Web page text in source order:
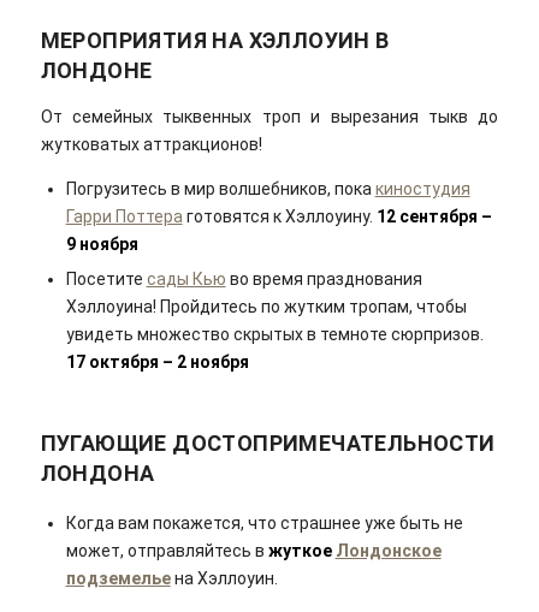
МЕРОПРИЯТИЯ НА ХЭЛЛОУИН В
ЛОНДОНЕ
От семейных тыквенных троп и вырезания тыкв до
жутковатых аттракционов!
Погрузитесь в мир волшебников, покакиностудия
Гарри Поттераготовятся к Хэллоуину. 12 сентября –
9 ноября
Посетите сады Кью во время празднования
Хэллоуина! Пройдитесь по жутким тропам, чтобы
увидеть множество скрытых в темноте сюрпризов.
17 октября – 2 ноября
ПУГАЮЩИЕ ДОСТОПРИМЕЧАТЕЛЬНОСТИ
ЛОНДОНА
Когда вам покажется, что страшнее уже быть не
может, отправляйтесь в жуткое Лондонское
подземельена Хэллоуин.